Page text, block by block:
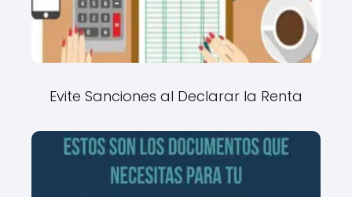
Evite Sanciones al Declarar la Renta